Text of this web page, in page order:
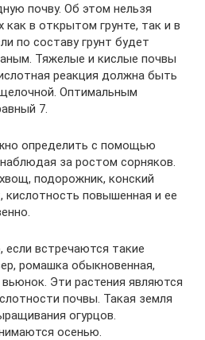
почву. Об этом нельзя
в открытом грунте, так и в
по составу грунт будет
Тяжелые и кислые почвы
реакция должна быть
Оптимальным
7.
определить с помощью
за ростом сорняков.
подорожник, конский
кислотность повышенная и ее
если встречаются такие
ромашка обыкновенная,
Эти растения являются
почвы. Такая земля
огурцов.
осенью.